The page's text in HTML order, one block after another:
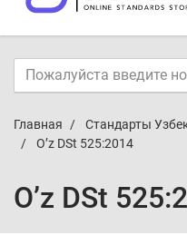
Главная Стандарты
O’z DSt 525:2014
O’z DSt